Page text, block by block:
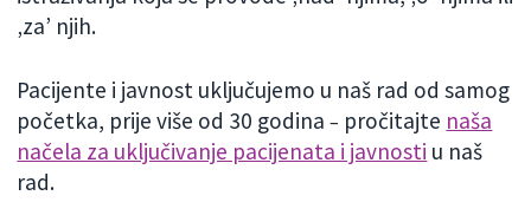
‚za’ njih.
Pacijente i javnost uključujemo u naš rad od samog
početka, prije više od 30 godina– pročitajte naša
načela za uključivanje pacijenata i javnosti u naš
rad.